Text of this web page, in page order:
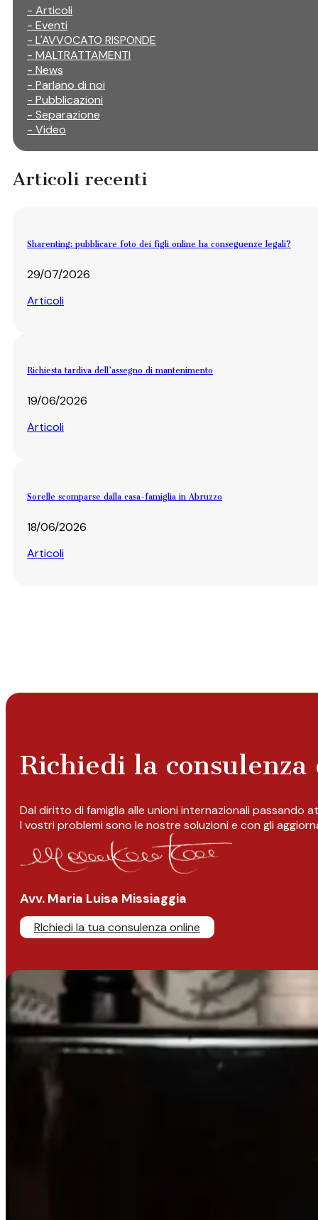
- Articoli
- Eventi
- L'AVVOCATO RISPONDE
- MALTRATTAMENTI
- News
- Parlano di noi
- Pubblicazioni
- Separazione
- Video
Articoli recenti
Sharenting: pubblicare foto dei figli online ha conseguenze legali?
29/07/2026
Articoli
Richiesta tardiva dell’assegno di mantenimento
19/06/2026
Articoli
Sorelle scomparse dalla casa-famiglia in Abruzzo
18/06/2026
Articoli
Richiedi la
Dal diritto di famiglia alle unioni internazionali passando
I vostri problemi sono le nostre soluzioni e con gli
Avv. Maria Luisa Missiaggia
RIchiedi la tua consulenza online